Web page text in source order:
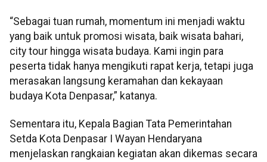
“Sebagai tuan rumah, momentum ini menjadi waktu
yang baik untuk promosi wisata, baik wisata bahari,
city tour hingga wisata budaya. Kami ingin para
peserta tidak hanya mengikuti rapat kerja, tetapi juga
merasakan langsung keramahan dan kekayaan
budaya Kota Denpasar,” katanya.
Sementara itu, Kepala Bagian Tata Pemerintahan
Setda Kota Denpasar I Wayan Hendaryana
menjelaskan rangkaian kegiatan akan dikemas secara